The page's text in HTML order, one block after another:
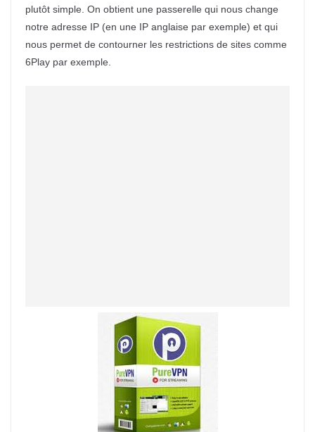
plutôt simple. On obtient une passerelle qui nous change
notre adresse IP (en une IP anglaise par exemple) et qui
nous permet de contourner les restrictions de sites comme
6Play par exemple.